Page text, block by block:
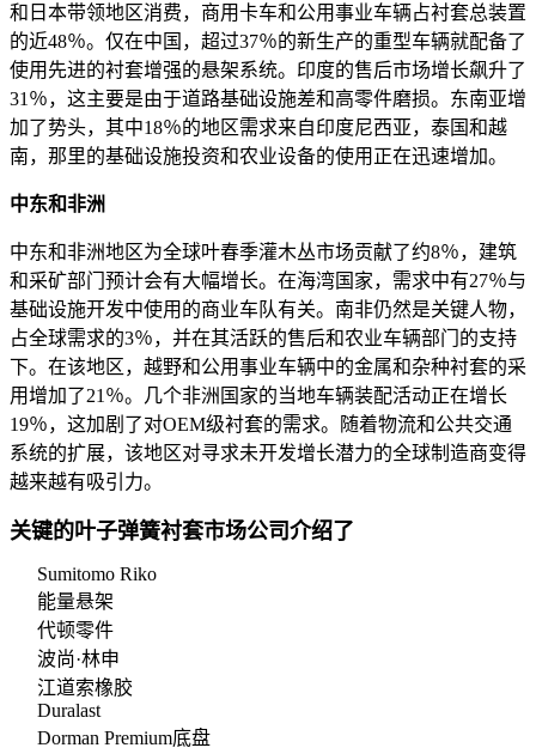
和日本带领地区消费，商用卡车和公用事业车辆占衬套总装置
的近48％。仅在中国，超过37％的新生产的重型车辆就配备了
使用先进的衬套增强的悬架系统。印度的售后市场增长飙升了
31％，这主要是由于道路基础设施差和高零件磨损。东南亚增
加了势头，其中18％的地区需求来自印度尼西亚，泰国和越
南，那里的基础设施投资和农业设备的使用正在迅速增加。
中东和非洲
中东和非洲地区为全球叶春季灌木丛市场贡献了约8％，建筑
和采矿部门预计会有大幅增长。在海湾国家，需求中有27％与
基础设施开发中使用的商业车队有关。南非仍然是关键人物，
占全球需求的3％，并在其活跃的售后和农业车辆部门的支持
下。在该地区，越野和公用事业车辆中的金属和杂种衬套的采
用增加了21％。几个非洲国家的当地车辆装配活动正在增长
19％，这加剧了对OEM级衬套的需求。随着物流和公共交通
系统的扩展，该地区对寻求未开发增长潜力的全球制造商变得
越来越有吸引力。
关键的叶子弹簧衬套市场公司介绍了
Sumitomo Riko
能量悬架
代顿零件
波尚·林申
江道索橡胶
Duralast
Dorman Premium底盘